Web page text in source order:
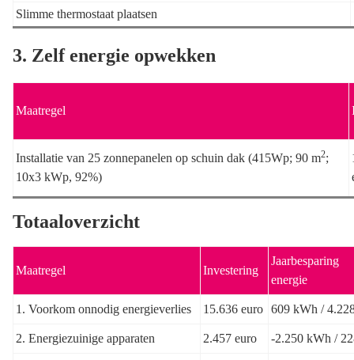
Slimme thermostaat plaatsen
3. Zelf energie opwekken
Maatregel
Installatie van 25 zonnepanelen op schuin dak (415Wp; 90 m2;
10x3 kWp, 92%)
Totaaloverzicht
Maatregel Investering
Jaarbesparing
energie
1. Voorkom onnodig energieverlies 15.636 euro 609 kWh /
2. Energiezuinige apparaten 2.457 euro -2.250 kWh /